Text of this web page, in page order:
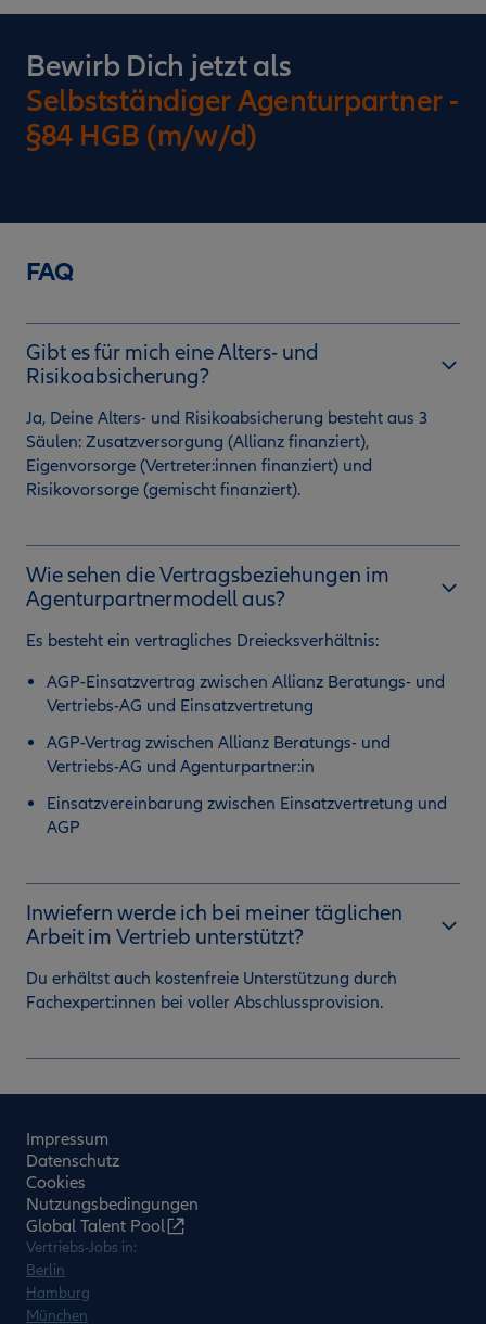
Bewirb Dich jetzt als
Selbstständiger Agenturpartner -
§84 HGB (m/w/d)
FAQ
Gibt es für mich eine Alters- und
Risikoabsicherung?
Ja, Deine Alters- und Risikoabsicherung besteht aus 3
Säulen: Zusatzversorgung (Allianz finanziert),
Eigenvorsorge (Vertreter:innen finanziert) und
Risikovorsorge (gemischt finanziert).
Wie sehen die Vertragsbeziehungen im
Agenturpartnermodell aus?
Es besteht ein vertragliches Dreiecksverhältnis:
AGP-Einsatzvertrag zwischen Allianz Beratungs- und
Vertriebs-AG und Einsatzvertretung
AGP-Vertrag zwischen Allianz Beratungs- und
Vertriebs-AG und Agenturpartner:in
Einsatzvereinbarung zwischen Einsatzvertretung und
AGP
Inwiefern werde ich bei meiner täglichen
Arbeit im Vertrieb unterstützt?
Du erhältst auch kostenfreie Unterstützung durch
Fachexpert:innen bei voller Abschlussprovision.
Impressum
Datenschutz
Cookies
Nutzungsbedingungen
Global Talent Pool
Vertriebs-Jobs in:
Berlin
Hamburg
München